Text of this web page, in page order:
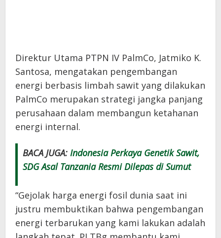
Direktur Utama PTPN IV PalmCo, Jatmiko K.
Santosa, mengatakan pengembangan
energi berbasis limbah sawit yang dilakukan
PalmCo merupakan strategi jangka panjang
perusahaan dalam membangun ketahanan
energi internal.
BACA JUGA: Indonesia Perkaya Genetik Sawit,
SDG Asal Tanzania Resmi Dilepas di Sumut
“Gejolak harga energi fosil dunia saat ini
justru membuktikan bahwa pengembangan
energi terbarukan yang kami lakukan adalah